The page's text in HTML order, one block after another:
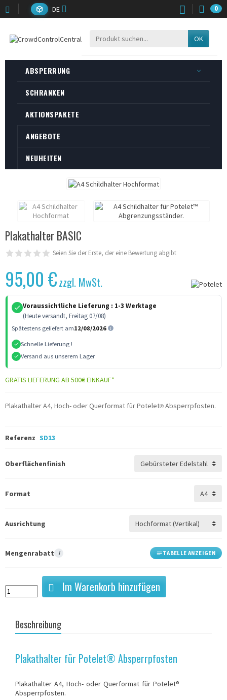
DE 0
OK
ABSPERRUNG
SCHRANKEN
AKTIONSPAKETE
ANGEBOTE
NEUHEITEN
Plakathalter BASIC
Seien Sie der Erste, der eine Bewertung abgibt
95,00 €zzgl. MwSt.
Voraussichtliche Lieferung : 1-3 Werktage
(Heute versandt, Freitag 07/08)
Spätestens geliefert am12/08/2026
Schnelle Lieferung !
Versand aus unserem Lager
GRATIS LIEFERUNG AB 500€ EINKAUF*
Plakathalter A4, Hoch- oder Querformat für Potelet® Absperrpfosten.
Referenz SD13
Oberflächenfinish
Format
Ausrichtung
Mengenrabatt i TABELLE ANZEIGEN
Im Warenkorb hinzufügen
Beschreibung
Plakathalter für Potelet® Absperrpfosten
Plakathalter A4, Hoch- oder Querformat für Potelet®
Absperrpfosten.